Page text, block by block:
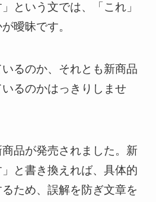
という文では、「これ」
曖昧です。
るのか、それとも新商品
るのかはっきりしませ
品が発売されました。新
と書き換えれば、具体的
ため、誤解を防ぎ文章を